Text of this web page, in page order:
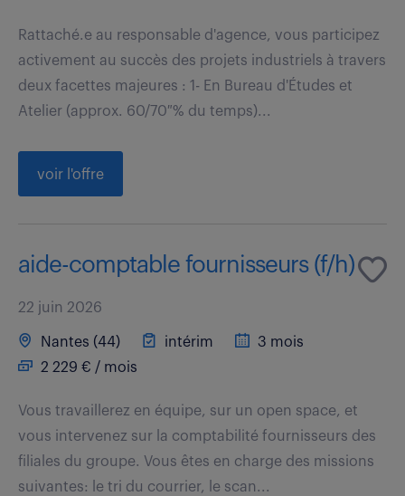
Rattaché.e au responsable d'agence, vous participez
activement au succès des projets industriels à travers
deux facettes majeures : 1- En Bureau d'Études et
Atelier (approx. 60/70 % du temps)...
voir l'offre
aide-comptable fournisseurs (f/h)
22 juin 2026
Nantes (44) intérim
3 mois
2 229 € / mois
Vous travaillerez en équipe, sur un open space, et
vous intervenez sur la comptabilité fournisseurs des
filiales du groupe. Vous êtes en charge des missions
suivantes: le tri du courrier, le scan...